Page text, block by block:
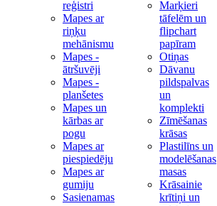
reģistri
Mapes ar
riņķu
mehānismu
Mapes -
ātršuvēji
Mapes -
planšetes
Mapes un
kārbas ar
pogu
Mapes ar
piespiedēju
Mapes ar
gumiju
Sasienamas
Marķieri
tāfelēm un
flipchart
papīram
Otiņas
Dāvanu
pildspalvas
un
komplekti
Zīmēšanas
krāsas
Plastilīns un
modelēšanas
masas
Krāsainie
krītiņi un